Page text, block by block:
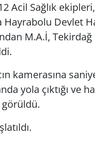
Acil Sağlık
Devlet
M.A.İ,
kamerasına
yola çıktığı ve
görüldü.